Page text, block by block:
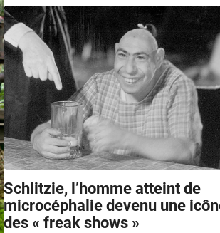
Schlitzie, l’homme atteint de
microcéphalie devenu une
des « freak shows »